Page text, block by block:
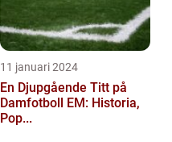
11 januari 2024
En Djupgående Titt på
Damfotboll EM: Historia,
Pop...